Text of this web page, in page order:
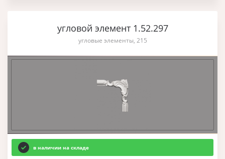
угловой элемент 1.52.297
угловые элементы, 215
в наличии на складе